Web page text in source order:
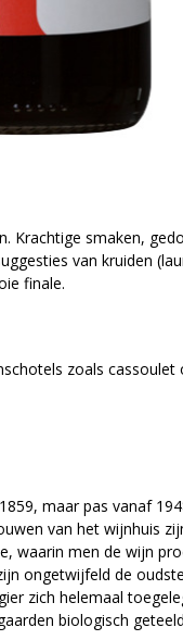
Krachtige smaken,
van kruiden
finale.
zoals
maar pas vanaf
van het wijnhuis
waarin men de wijn
ongetwijfeld de
zich helemaal
biologisch